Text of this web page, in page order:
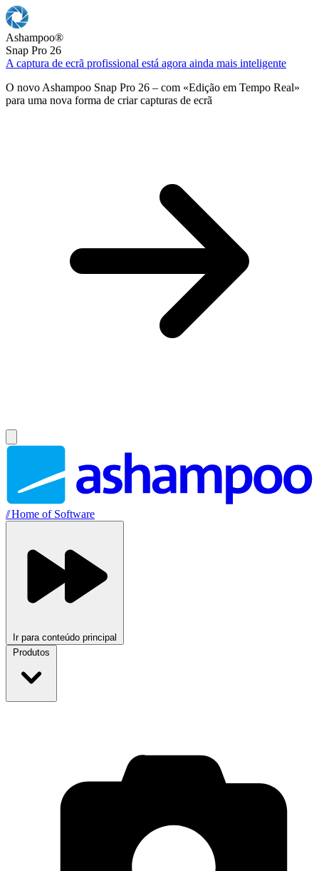
Ashampoo®
Snap Pro 26
A captura de ecrã profissional está agora ainda mais inteligente
O novo Ashampoo Snap Pro 26 – com «Edição em Tempo Real»
para uma nova forma de criar capturas de ecrã
//Home of Software
Ir para conteúdo principal
Produtos